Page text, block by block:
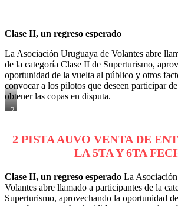
Clase II, un regreso esperado
La Asociación Uruguaya de Volantes abre
de la categoría Clase II de Superturismo,
oportunidad de la vuelta al público y otros
convocar a los pilotos que deseen participar
obtener las copas en disputa.
2
VENTA
DE
LA
5TA
Y
6TA
2 PISTA AUVO VENTA DE
LA 5TA Y 6TA
Clase II, un regreso esperado La
Volantes abre llamado a participantes de la
Superturismo, aprovechando la oportunidad